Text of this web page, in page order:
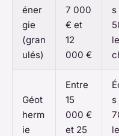
éner
gie
(gran
ulés)
7 000
€ et
12
000 €
s
le
Géot
herm
ie
Entre
15
000 €
et 25
s
le